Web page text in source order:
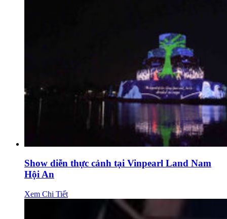
Show diễn thực cảnh tại Vinpearl Land Nam
Hội An
Xem Chi Tiết